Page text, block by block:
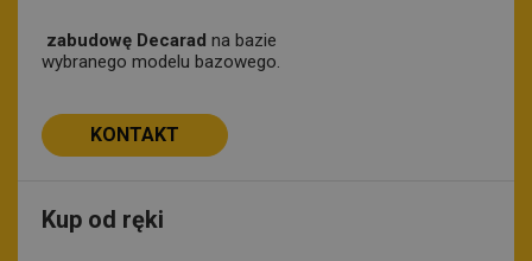
zabudowę Decarad na bazie
wybranego modelu bazowego.
KONTAKT
Kup od ręki